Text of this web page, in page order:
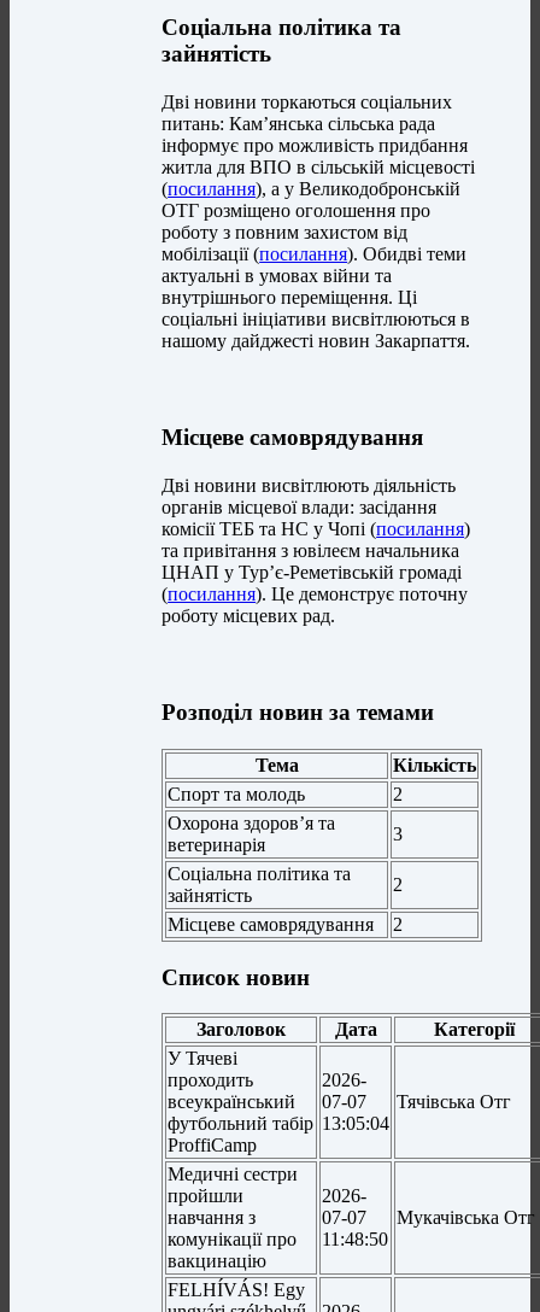
Соціальна політика та
зайнятість
Дві новини торкаються соціальних
питань: Кам’янська сільська рада
інформує про можливість придбання
житла для ВПО в сільській місцевості
(посилання), а у Великодобронській
ОТГ розміщено оголошення про
роботу з повним захистом від
мобілізації (посилання). Обидві теми
актуальні в умовах війни та
внутрішнього переміщення. Ці
соціальні ініціативи висвітлюються в
нашому дайджесті новин Закарпаття.
Місцеве самоврядування
Дві новини висвітлюють діяльність
органів місцевої влади: засідання
комісії ТЕБ та НС у Чопі (посилання)
та привітання з ювілеєм начальника
ЦНАП у Тур’є-Реметівській громаді
(посилання). Це демонструє поточну
роботу місцевих рад.
Розподіл новин за темами
Тема
Кількість
Спорт та молодь
2
Охорона здоров’я та
ветеринарія
3
Соціальна політика та
зайнятість
2
Місцеве самоврядування
2
Список новин
Заголовок Дата
Категорії
У Тячеві
проходить
всеукраїнський
футбольний табір
ProffiCamp
2026-
07-07
13:05:04
Тячівська Отг
Медичні сестри
пройшли
навчання з
комунікації про
вакцинацію
2026-
07-07
11:48:50
Мукачівська Отг
FELHÍVÁS! Egy